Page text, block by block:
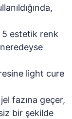
5 estetik renk
light cure
fazına geçer,
bir şekilde